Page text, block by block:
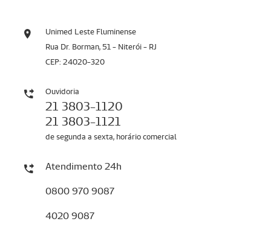
Unimed Leste Fluminense
Rua Dr. Borman, 51 - Niterói - RJ
CEP: 24020-320
Ouvidoria
21 3803-1120
21 3803-1121
de segunda a sexta, horário comercial
Atendimento 24h
0800 970 9087
4020 9087